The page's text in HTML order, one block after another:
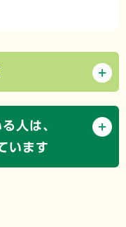
人は、
います